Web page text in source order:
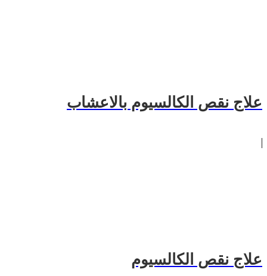
علاج نقص الكالسيوم بالاعشاب
علاج نقص الكالسيوم